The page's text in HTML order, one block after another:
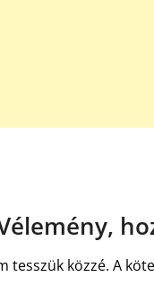
tesszük közzé. A